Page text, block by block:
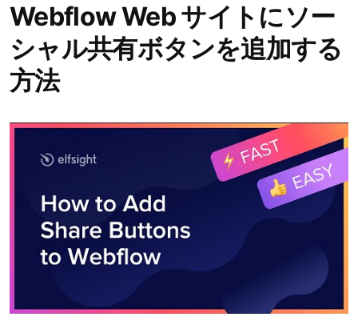
Webflow Web サイトにソー
シャル共有ボタンを追加する
方法